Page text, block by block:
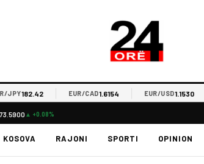
182.42 EUR/CAD1.6154 EUR/USD1.1530
▲ +0.08%
KOSOVA RAJONI SPORTI OPINION